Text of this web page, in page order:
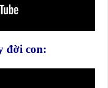
đời con: